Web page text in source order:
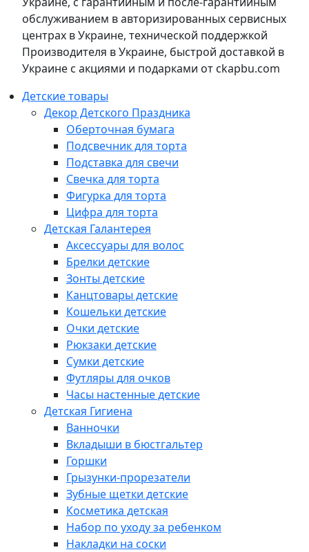
обслуживанием в авторизированных сервисных
центрах в Украине, технической поддержкой
Производителя в Украине, быстрой доставкой в
Украине с акциями и подарками от ckapbu.com
Детские товары
Декор Детского Праздника
Оберточная бумага
Подсвечник для торта
Подставка для свечи
Свечка для торта
Фигурка для торта
Цифра для торта
Детская Галантерея
Аксессуары для волос
Брелки детские
Зонты детские
Канцтовары детские
Кошельки детские
Очки детские
Рюкзаки детские
Сумки детские
Футляры для очков
Часы настенные детские
Детская Гигиена
Ванночки
Вкладыши в бюстгальтер
Горшки
Грызунки-прорезатели
Зубные щетки детские
Косметика детская
Набор по уходу за ребенком
Накладки на соски